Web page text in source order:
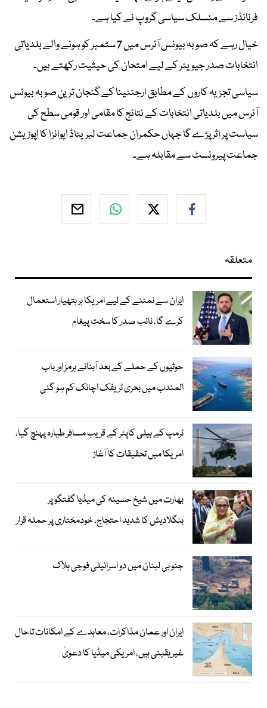
فرنانڈز سے منسلک سیاسی گروپ نے کیا ہے۔
خیال رہے کہ صوبہ بیونس آئرس میں 7 ستمبر کو ہونے والے بلدیاتی
انتخابات صدر جیویئر کے لیے امتحان کی حیثیت رکھتے ہیں۔
سیاسی تجزیہ کاروں کے مطابق ارجنٹینا کے گنجان ترین صوبہ بیونس
آئرس میں بلدیاتی انتخابات کے نتائج کا مقامی اور قومی سطح کی
سیاست پر اثر پڑے گا جہاں حکمران جماعت لبریٹاڈ ایوانزا کا اپوزیشن
جماعت پیرونسٹ سے مقابلہ ہے۔
متعلقہ
ایران سے نمٹنے کے لیے امریکا ہر ہتھیار استعمال
کرے گا، نائب صدر کا سخت پیغام
حوثیوں کے حملے کے بعد آبنائے ہرمز اور باب
المندب میں بحری ٹریفک اچانک کم ہو گئی
ٹرمپ کے ہیلی کاپٹر کے قریب مسافر طیارہ پہنچ گیا،
امریکا میں تحقیقات کا آغاز
بھارت میں شیخ حسینہ کی میڈیا گفتگو پر
بنگلادیش کا شدید احتجاج، خودمختاری پر حملہ قرار
جنوبی لبنان میں دو اسرائیلی فوجی ہلاک
ایران اور عمان مذاکرات، معاہدے کے امکانات تاحال
غیر یقینی ہیں، امریکی میڈیا کا دعویٰ